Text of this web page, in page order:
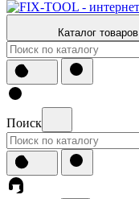
Каталог товаров
Поиск